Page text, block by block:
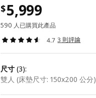
$5,999
590 人已購買此產品
4.7 3 則評論
尺寸 (3):
雙人 (床墊尺寸: 150x200 公分)